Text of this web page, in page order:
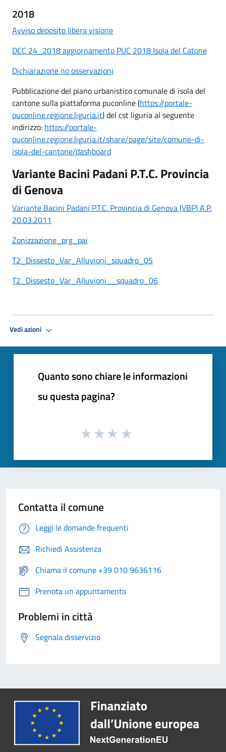
2018
Avviso deposito libera visione
DCC 24_2018 aggiornamento PUC 2018 Isola del Catone
Dichiarazione no osservazioni
Pubblicazione del piano urbanistico comunale di isola del
cantone sulla piattaforma puconline (https://portale-
puconline.regione.liguria.it) del cst liguria al seguente
indirizzo: https://portale-
puconline.regione.liguria.it/share/page/site/comune-di-
isola-del-cantone/dashboard
Variante Bacini Padani P.T.C. Provincia
di Genova
Variante Bacini Padani P.T.C. Provincia di Genova (VBP) A.P.
20.03.2011
Zonizzazione_prg_pai
T2_Dissesto_Var_Alluvioni_squadro_05
T2_Dissesto_Var_Alluvioni__squadro_06
Vedi azioni
Quanto sono chiare le informazioni
su questa pagina?
Contatta il comune
Leggi le domande frequenti
Richiedi Assistenza
Chiama il comune +39 010 9636116
Prenota un appuntamento
Problemi in città
Segnala disservizio